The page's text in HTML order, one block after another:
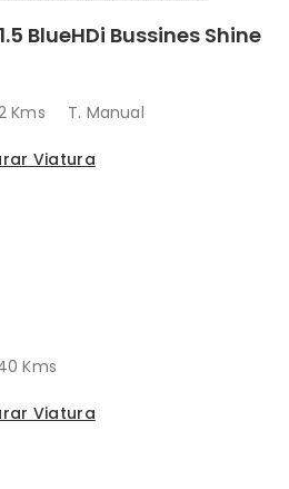
BlueHDi Bussines Shine
Kms T. Manual
Viatura
Kms
Viatura